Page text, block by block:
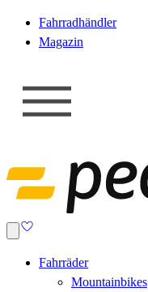
Fahrradhändler
Magazin
Fahrräder
Mountainbikes